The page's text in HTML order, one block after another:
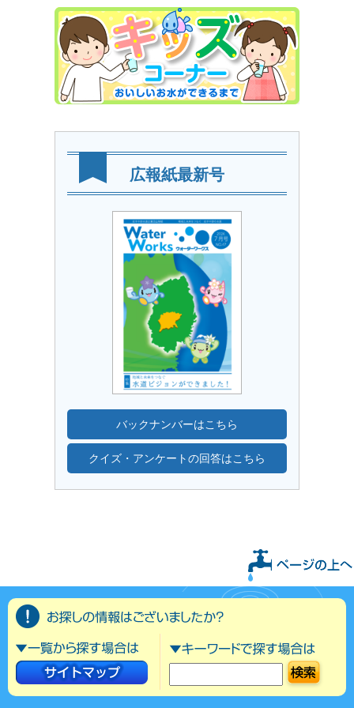
広報紙最新号
バックナンバーはこちら
クイズ・アンケートの回答はこちら